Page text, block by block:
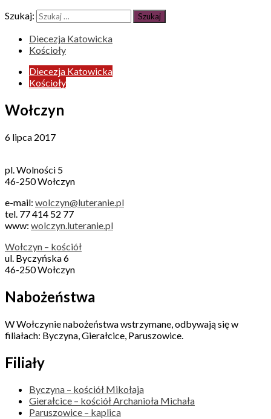
Szukaj:
Diecezja Katowicka
Kościoły
Diecezja Katowicka
Kościoły
Wołczyn
6 lipca 2017
pl. Wolności 5
46-250 Wołczyn
e-mail: wolczyn@luteranie.pl
tel. 77 414 52 77
www: wolczyn.luteranie.pl
Wołczyn – kościół
ul. Byczyńska 6
46-250 Wołczyn
Nabożeństwa
W Wołczynie nabożeństwa wstrzymane, odbywają się w
filiałach: Byczyna, Gierałcice, Paruszowice.
Filiały
Byczyna – kościół Mikołaja
Gierałcice – kościół Archanioła Michała
Paruszowice – kaplica